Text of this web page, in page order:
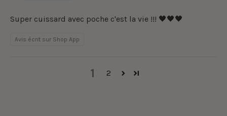
Super cuissard avec poche c'est la vie !!! 🖤🖤🖤
Avis écrit sur Shop App
1 2